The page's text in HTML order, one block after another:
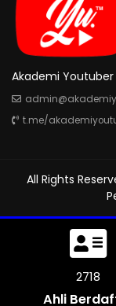
Akademi Youtuber
t.me/
All Rights
3237
Ahli